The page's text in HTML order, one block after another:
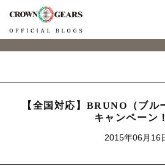
【全国対応】BRUNO（ブル
キャンペーン
2015年06月16